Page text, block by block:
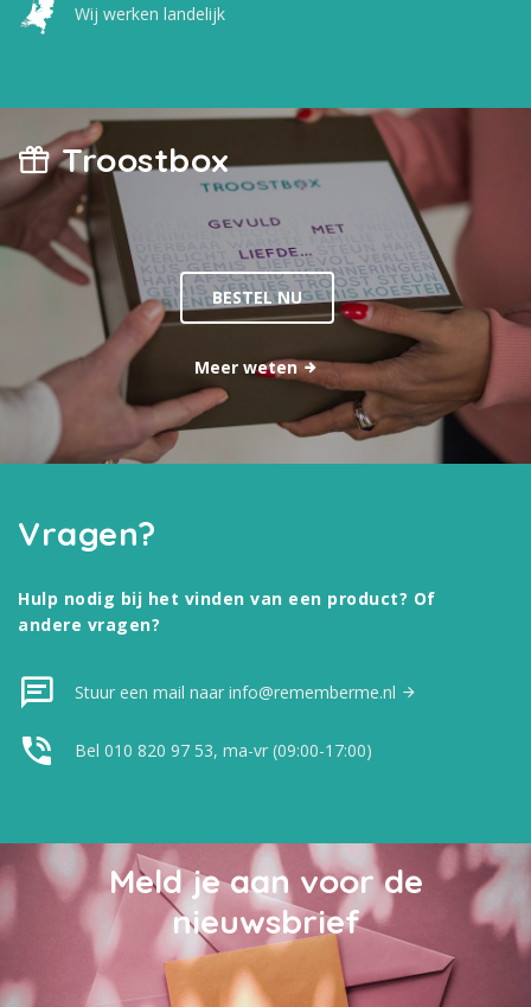
Wij werken landelijk
Troostbox
BESTEL NU
Meer weten
Vragen?
Hulp nodig bij het vinden van een product? Of
andere vragen?
Stuur een mail naar info@rememberme.nl
Bel 010 820 97 53, ma-vr (09:00-17:00)
Meld je aan voor de
nieuwsbrief